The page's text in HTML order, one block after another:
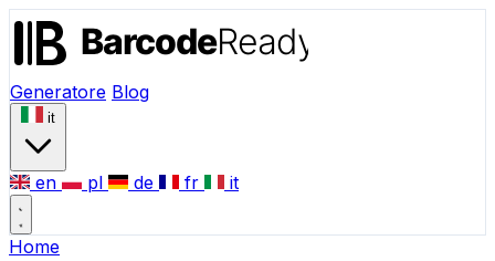
Generatore Blog
it
en pl de fr it
Home